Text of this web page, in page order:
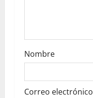
Nombre
Correo electrónico